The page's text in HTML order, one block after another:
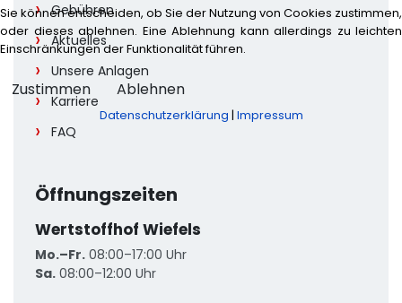
Gebühren
Aktuelles
Unsere Anlagen
Karriere
FAQ
Öffnungszeiten
Wertstoffhof Wiefels
Mo.–Fr. 08:00–17:00 Uhr
Sa. 08:00–12:00 Uhr
Sie können entscheiden, ob Sie der Nutzung von Cookies zustimmen,
oder dieses ablehnen. Eine Ablehnung kann allerdings zu leichten
Einschränkungen der Funktionalität führen.
Zustimmen Ablehnen
Datenschutzerklärung | Impressum